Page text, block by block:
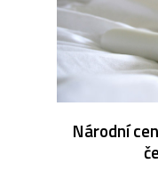
Národní